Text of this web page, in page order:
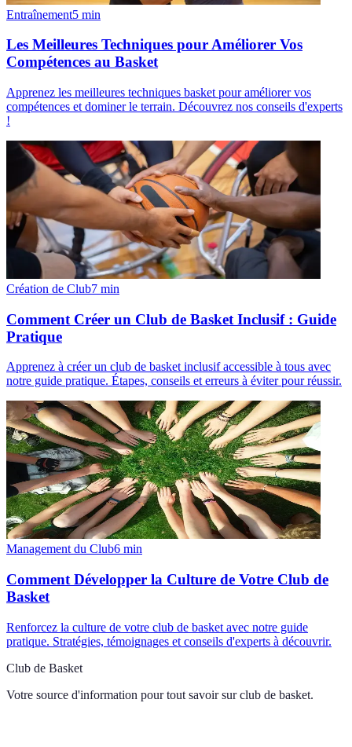
Entraînement5 min
Les Meilleures Techniques pour Améliorer Vos
Compétences au Basket
Apprenez les meilleures techniques basket pour améliorer vos
compétences et dominer le terrain. Découvrez nos conseils d'experts
!
Création de Club7 min
Comment Créer un Club de Basket Inclusif : Guide
Pratique
Apprenez à créer un club de basket inclusif accessible à tous avec
notre guide pratique. Étapes, conseils et erreurs à éviter pour réussir.
Management du Club6 min
Comment Développer la Culture de Votre Club de
Basket
Renforcez la culture de votre club de basket avec notre guide
pratique. Stratégies, témoignages et conseils d'experts à découvrir.
Club de Basket
Votre source d'information pour tout savoir sur club de basket.